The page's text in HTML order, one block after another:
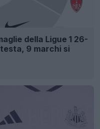
della Ligue 1 26-
9 marchi si